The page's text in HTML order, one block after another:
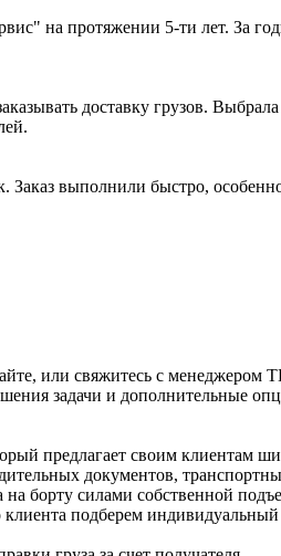
на протяжении 5-ти лет. За
доставку грузов.
выполнили быстро,
или свяжитесь с
задачи и дополнительные
предлагает своим клиентам
документов,
борту силами собственной
подберем